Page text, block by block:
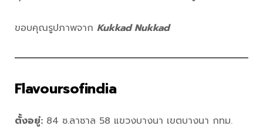
ขอบคุณรูปภาพจาก Kukkad Nukkad
Flavoursofindia
ตั้งอยู่: 84 ซ.ลาซาล 58 แขวงบางนา เขตบางนา กทม.